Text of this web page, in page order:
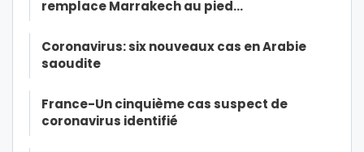
remplace Marrakech au pied…
Coronavirus: six nouveaux cas en Arabie
saoudite
France-Un cinquième cas suspect de
coronavirus identifié